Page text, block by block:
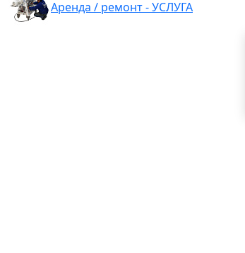
Аренда / ремонт - УСЛУГА